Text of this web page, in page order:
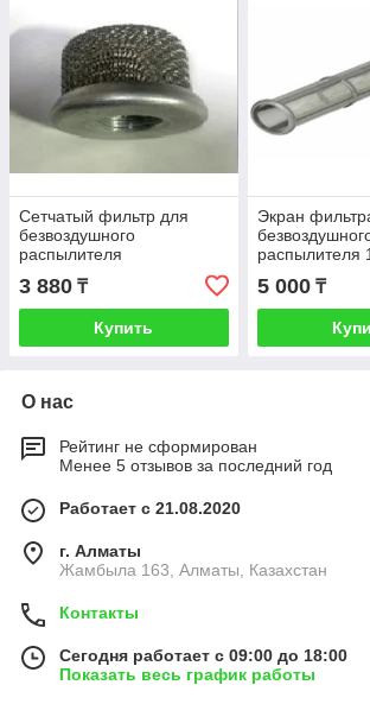
Сетчатый фильтр для
безвоздушного
распылителя
395/495/595/695/Х9
(запасная часть)
3 880 ₸
Купить
Экран
распылителя
(запасная
5 000₸
О нас
Рейтинг не сформирован
Менее 5 отзывов за последний год
Работает с 21.08.2020
г. Алматы
Жамбыла 163, Алматы, Казахстан
Контакты
Сегодня работает с 09:00 до 18:00
Показать весь график работы